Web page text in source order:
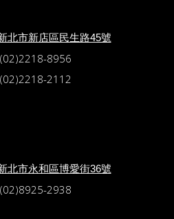
北市新店區民生路45號
8956
2112
北市永和區博愛街36號
2938